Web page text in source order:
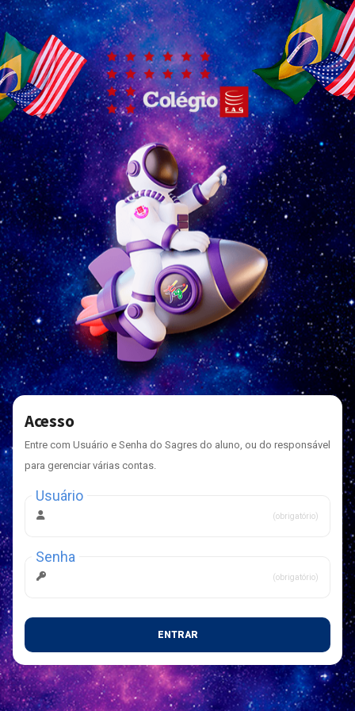
Acesso
Entre com Usuário e Senha do Sagres do aluno, ou do responsável
para gerenciar várias contas.
Usuário
(obrigatório)
Senha
(obrigatório)
ENTRAR